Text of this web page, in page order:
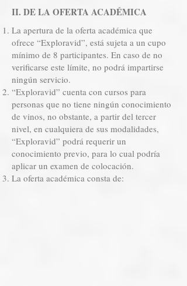
II. DE LA OFERTA ACADÉMICA
La apertura de la oferta académica que
ofrece “Exploravid”, está sujeta a un cupo
mínimo de 8 participantes. En caso de no
verificarse este límite, no podrá impartirse
ningún servicio.
“Exploravid” cuenta con cursos para
personas que no tiene ningún conocimiento
de vinos, no obstante, a partir del tercer
nivel, en cualquiera de sus modalidades,
“Exploravid” podrá requerir un
conocimiento previo, para lo cual podría
aplicar un examen de colocación.
La oferta académica consta de: